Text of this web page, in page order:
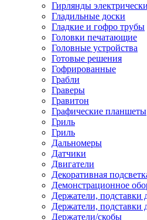
Гирлянды
Гладильные доски
Гладкие и гофро трубы
Головки печатающие
Головные устройства
Готовые решения
Гофрированные
Грабли
Граверы
Гравитон
Графические планшеты
Гриль
Гриль
Дальномеры
Датчики
Двигатели
Декоративная
Демонстрационное
Держатели, подставки
Держатели, подставки
Держатели/скобы